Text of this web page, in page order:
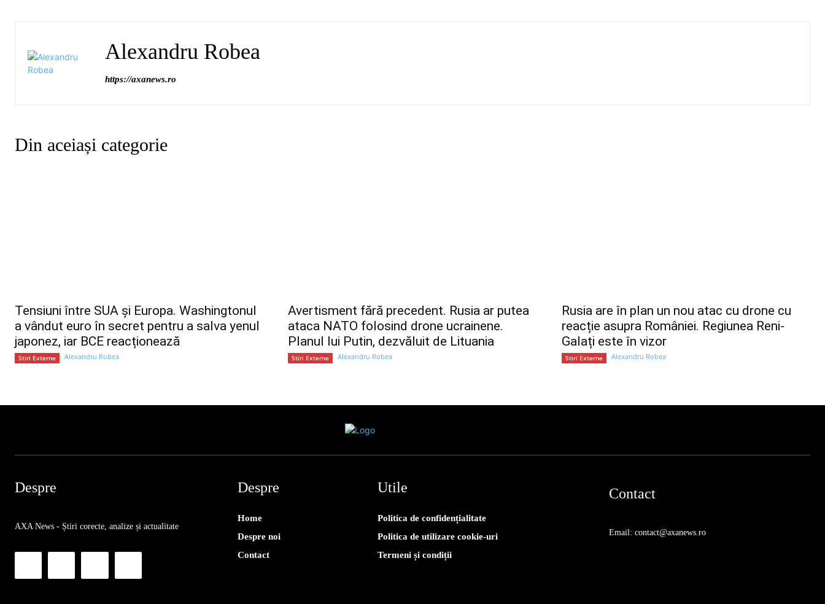
Alexandru Robea
https://axanews.ro
Din aceiași categorie
Tensiuni între SUA și Europa. Washingtonul
a vândut euro în secret pentru a salva yenul
japonez, iar BCE reacționează
Stiri Externe Alexandru Robea
Avertisment fără precedent. Rusia ar putea
ataca NATO folosind drone ucrainene.
Planul lui Putin, dezvăluit de Lituania
Stiri Externe Alexandru Robea
Rusia are în plan un nou atac cu drone cu
reacție asupra României. Regiunea Reni-
Galați este în vizor
Stiri Externe Alexandru Robea
Despre
AXA News - Știri corecte, analize și actualitate
Despre
Home
Despre noi
Contact
Utile
Politica de confidențialitate
Politica de utilizare cookie-uri
Termeni și condiții
Contact
Email: contact@axanews.ro